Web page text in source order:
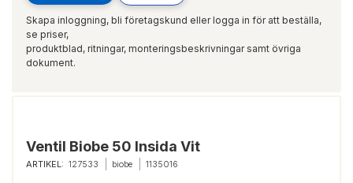
Skapa inloggning, bli företagskund eller logga in för att beställa,
se priser,
produktblad, ritningar, monteringsbeskrivningar samt övriga
dokument.
Ventil Biobe 50 Insida Vit
ARTIKEL: 127533 biobe 1135016